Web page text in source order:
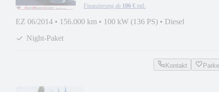
Finanzierung ab 106 € mtl.
EZ 06/2014 • 156.000 km • 100 kW (136 PS) • Diesel
Night-Paket
Kontakt